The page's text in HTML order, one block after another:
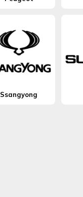
Ssangyong